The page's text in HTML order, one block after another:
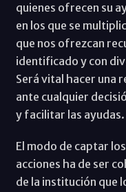
quienes ofrecen su
en los que se
que nos ofrezcan
identificado y con
Será vital hacer una
ante cualquier
y facilitar las ayudas.
El modo de captar
acciones ha de ser
de la institución que